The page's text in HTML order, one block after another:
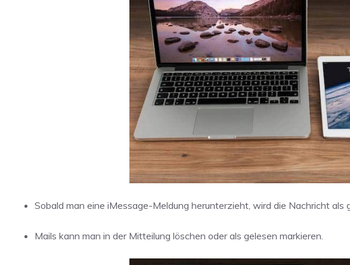
Sobald man eine iMessage-Meldung herunterzieht, wird die Nachricht als
Mails kann man in der Mitteilung löschen oder als gelesen markieren.